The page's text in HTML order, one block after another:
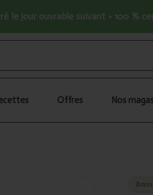
le jour ouvrable suivant • 100 %
Offres Nos